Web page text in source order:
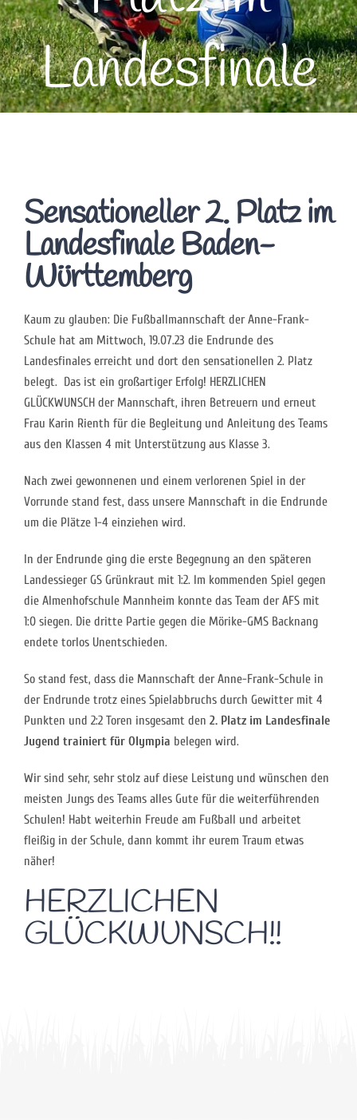
Landesfinale
Sensationeller 2. Platz im
Landesfinale Baden-
Württemberg
Kaum zu glauben: Die Fußballmannschaft der Anne-Frank-
Schule hat am Mittwoch, 19.07.23 die Endrunde des
Landesfinales erreicht und dort den sensationellen 2. Platz
belegt. Das ist ein großartiger Erfolg! HERZLICHEN
GLÜCKWUNSCH der Mannschaft, ihren Betreuern und erneut
Frau Karin Rienth für die Begleitung und Anleitung des Teams
aus den Klassen 4 mit Unterstützung aus Klasse 3.
Nach zwei gewonnenen und einem verlorenen Spiel in der
Vorrunde stand fest, dass unsere Mannschaft in die Endrunde
um die Plätze 1-4 einziehen wird.
In der Endrunde ging die erste Begegnung an den späteren
Landessieger GS Grünkraut mit 1:2. Im kommenden Spiel gegen
die Almenhofschule Mannheim konnte das Team der AFS mit
1:0 siegen. Die dritte Partie gegen die Mörike-GMS Backnang
endete torlos Unentschieden.
So stand fest, dass die Mannschaft der Anne-Frank-Schule in
der Endrunde trotz eines Spielabbruchs durch Gewitter mit 4
Punkten und 2:2 Toren insgesamt den 2. Platz im Landesfinale
Jugend trainiert für Olympia belegen wird.
Wir sind sehr, sehr stolz auf diese Leistung und wünschen den
meisten Jungs des Teams alles Gute für die weiterführenden
Schulen! Habt weiterhin Freude am Fußball und arbeitet
fleißig in der Schule, dann kommt ihr eurem Traum etwas
näher!
HERZLICHEN
GLÜCKWUNSCH!!